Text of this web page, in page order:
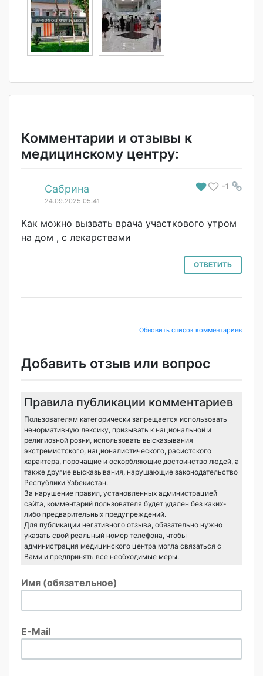
Комментарии и отзывы к
медицинскому центру:
# -1
Сабрина
24.09.2025 05:41
Как можно вызвать врача участкового утром
на дом , с лекарствами
ОТВЕТИТЬ
Обновить список комментариев
Добавить отзыв или вопрос
Правила публикации комментариев
Пользователям категорически запрещается использовать
ненормативную лексику, призывать к национальной и
религиозной розни, использовать высказывания
экстремистского, националистического, расистского
характера, порочащие и оскорбляющие достоинство людей, а
также другие высказывания, нарушающие законодательство
Республики Узбекистан.
За нарушение правил, установленных администрацией
сайта, комментарий пользователя будет удален без каких-
либо предварительных предупреждений.
Для публикации негативного отзыва, обязательно нужно
указать свой реальный номер телефона, чтобы
администрация медицинского центра могла связаться с
Вами и предпринять все необходимые меры.
Имя (обязательное)
E-Mail